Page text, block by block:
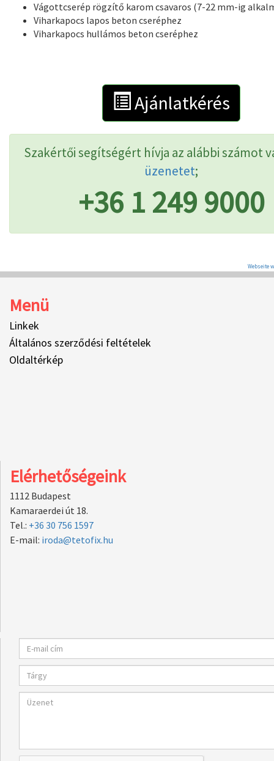
Vágottcserép rögzítő karom csavaros (7-22 mm-ig
Viharkapocs lapos beton cseréphez
Viharkapocs hullámos beton cseréphez
Ajánlatkérés
Szakértői segítségért hívja az alábbi számot
üzenetet;
+36 1 249 9000
Webseite
Menü
Linkek
Általános szerződési feltételek
Oldaltérkép
Elérhetőségeink
1112 Budapest
Kamaraerdei út 18.
Tel.: +36 30 756 1597
E-mail: iroda@tetofix.hu